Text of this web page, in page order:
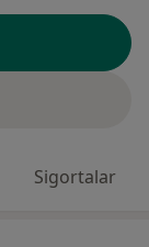
Sigortalar